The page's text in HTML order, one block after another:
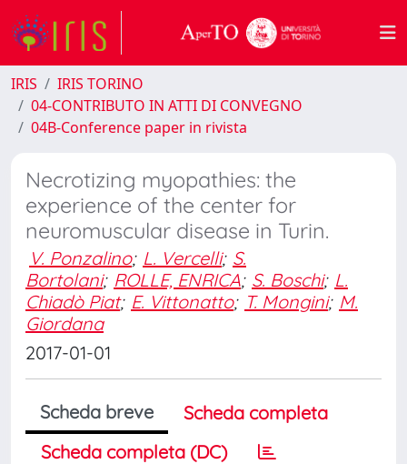
IRIS
IRIS TORINO
04-CONTRIBUTO IN ATTI DI CONVEGNO
04B-Conference paper in rivista
Necrotizing myopathies: the
experience of the center for
neuromuscular disease in Turin.
V. Ponzalino; L. Vercelli; S.
Bortolani; ROLLE, ENRICA; S. Boschi; L.
Chiadò Piat; E. Vittonatto; T. Mongini; M.
Giordana
2017-01-01
Scheda breve
Scheda completa
Scheda completa (DC)